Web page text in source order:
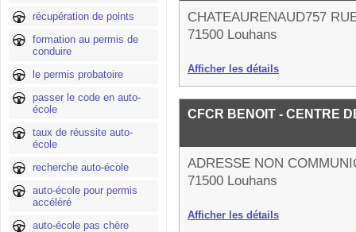
récupération de points
formation au permis de
conduire
le permis probatoire
passer le code en auto-
école
taux de réussite auto-
école
recherche auto-école
auto-école pour permis
accéléré
auto-école pas chère
CHATEAURENAUD757
71500 Louhans
Afficher les détails
CFCR BENOIT - CENTRE
ADRESSE NON
71500 Louhans
Afficher les détails